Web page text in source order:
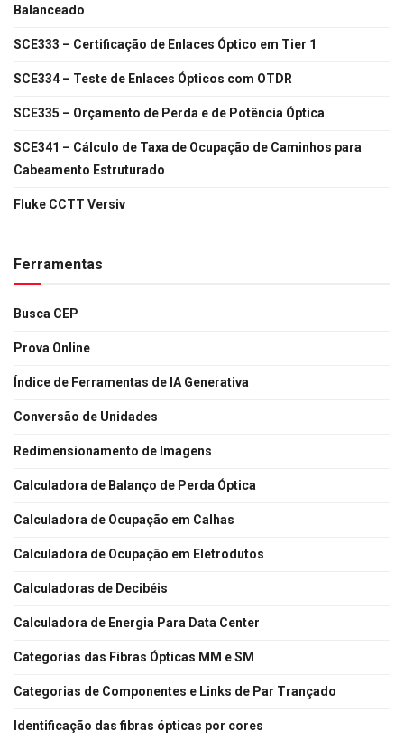
Balanceado
SCE333 – Certificação de Enlaces Óptico em Tier 1
SCE334 – Teste de Enlaces Ópticos com OTDR
SCE335 – Orçamento de Perda e de Potência Óptica
SCE341 – Cálculo de Taxa de Ocupação de Caminhos para
Cabeamento Estruturado
Fluke CCTT Versiv
Ferramentas
Busca CEP
Prova Online
Índice de Ferramentas de IA Generativa
Conversão de Unidades
Redimensionamento de Imagens
Calculadora de Balanço de Perda Óptica
Calculadora de Ocupação em Calhas
Calculadora de Ocupação em Eletrodutos
Calculadoras de Decibéis
Calculadora de Energia Para Data Center
Categorias das Fibras Ópticas MM e SM
Categorias de Componentes e Links de Par Trançado
Identificação das fibras ópticas por cores